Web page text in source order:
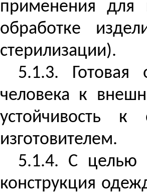
применения
обработке
стерилизации).
5.1.3. Готовая
человека к
устойчивость к
изготовителем.
5.1.4. С целью
конструкция